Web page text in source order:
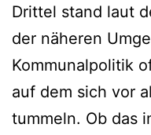
Drittel stand laut
der näheren
Kommunalpolitik
auf dem sich vor
tummeln. Ob das